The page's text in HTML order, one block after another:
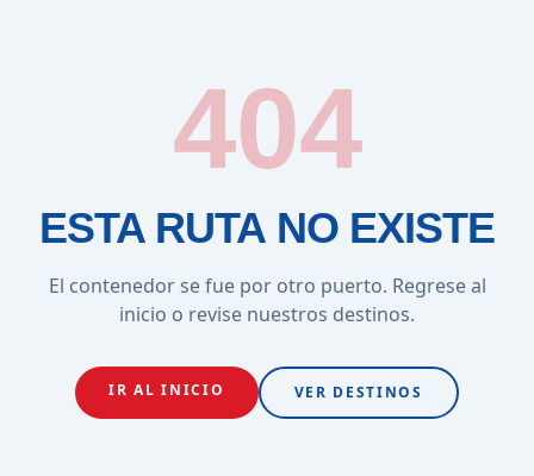
404
ESTA RUTA NO EXISTE
El contenedor se fue por otro puerto. Regrese al
inicio o revise nuestros destinos.
IR AL INICIO VER DESTINOS